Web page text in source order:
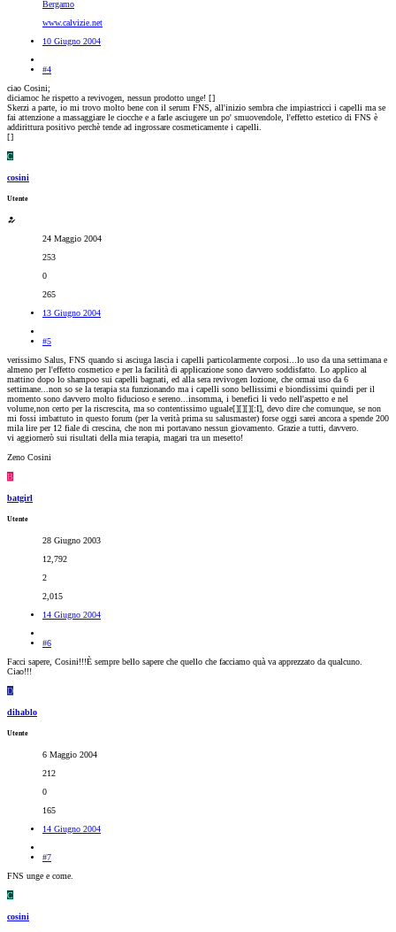
Bergamo
www.calvizie.net
10 Giugno 2004
#4
ciao Cosini;
diciamoc he rispetto a revivogen, nessun prodotto unge! []
Skerzi a parte, io mi trovo molto bene con il serum FNS, all'inizio sembra che impiastricci i capelli ma se
fai attenzione a massaggiare le ciocche e a farle asciugere un po' smuovendole, l'effetto estetico di FNS è
addirittura positivo perchè tende ad ingrossare cosmeticamente i capelli.
[]
C
cosini
Utente
24 Maggio 2004
253
0
265
13 Giugno 2004
#5
verissimo Salus, FNS quando si asciuga lascia i capelli particolarmente corposi...lo uso da una settimana e
almeno per l'effetto cosmetico e per la facilità di applicazione sono davvero soddisfatto. Lo applico al
mattino dopo lo shampoo sui capelli bagnati, ed alla sera revivogen lozione, che ormai uso da 6
settimane...non so se la terapia sta funzionando ma i capelli sono bellissimi e biondissimi quindi per il
momento sono davvero molto fiducioso e sereno...insomma, i benefici li vedo nell'aspetto e nel
volume,non certo per la riscrescita, ma so contentissimo uguale[][][][:I], devo dire che comunque, se non
mi fossi imbattuto in questo forum (per la verità prima su salusmaster) forse oggi sarei ancora a spende 200
mila lire per 12 fiale di crescina, che non mi portavano nessun giovamento. Grazie a tutti, davvero.
vi aggiornerò sui risultati della mia terapia, magari tra un mesetto!
Zeno Cosini
B
batgirl
Utente
28 Giugno 2003
12,792
2
2,015
14 Giugno 2004
#6
Facci sapere, Cosini!!!È sempre bello sapere che quello che facciamo quà va apprezzato da qualcuno.
Ciao!!!
D
dihablo
Utente
6 Maggio 2004
212
0
165
14 Giugno 2004
#7
FNS unge e come.
C
cosini